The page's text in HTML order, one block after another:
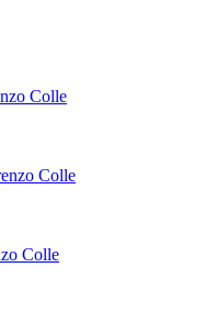
Colle
Colle
Colle